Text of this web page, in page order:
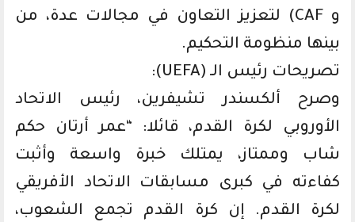
و CAF) لتعزيز التعاون في مجالات عدة، من
بينها منظومة التحكيم.
تصريحات رئيس الـ (UEFA):
وصرح ألكسندر تشيفرين، رئيس الاتحاد
الأوروبي لكرة القدم، قائلا: “عمر أرتان حكم
شاب وممتاز، يمتلك خبرة واسعة وأثبت
كفاءته في كبرى مسابقات الاتحاد الأفريقي
لكرة القدم. إن كرة القدم تجمع الشعوب،